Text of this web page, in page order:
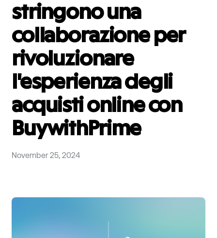
stringono una
collaborazione per
rivoluzionare
l'esperienza degli
acquisti online con
BuywithPrime
November 25, 2024